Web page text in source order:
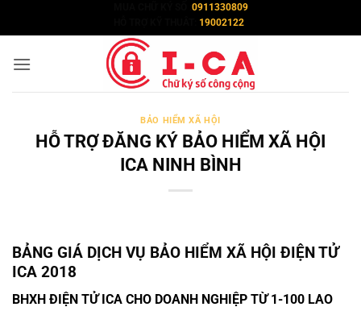
dung
0911330809
19002122
BẢO HIỂM XÃ HỘI
HỖ TRỢ ĐĂNG KÝ BẢO HIỂM XÃ HỘI
ICA NINH BÌNH
BẢNG GIÁ DỊCH VỤ BẢO HIỂM XÃ HỘI ĐIỆN TỬ
ICA 2018
BHXH ĐIỆN TỬ ICA CHO DOANH NGHIỆP TỪ 1-100 LAO